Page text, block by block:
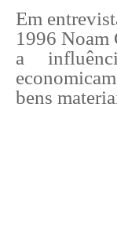
Em
1996 Noam
a
bens